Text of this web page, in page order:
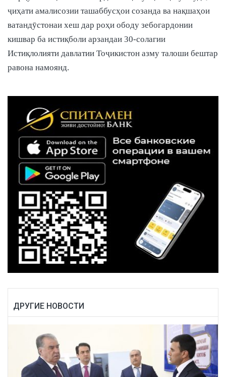
ҷиҳати амалисозии ташаббусҳои созанда ва нақшаҳои
ватандӯстонаи хеш дар роҳи ободу зебогардонии
кишвар ба истиқболи арзандаи 30-солагии
Истиқлолияти давлатии Тоҷикистон азму талоши бештар
равона намоянд.
ДРУГИЕ НОВОСТИ